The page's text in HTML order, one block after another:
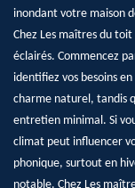
inondant votre maison
Chez Les maîtres du
éclairés. Commencez
identifiez vos besoins
charme naturel, tandis
entretien minimal. Si
climat peut influencer
phonique, surtout en
notable. Chez Les